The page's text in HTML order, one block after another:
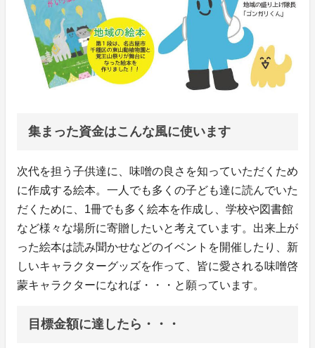
集まった資金はこんな風に使います
次代を担う子供達に、味噌の良さを知っていただくため
に作成する絵本。一人でも多くの子ども達に読んでいた
だくために、1冊でも多く絵本を作成し、学校や図書館
など様々な場所に寄贈したいと考えています。出来上が
った絵本は読み聞かせなどのイベントを開催したり、新
しいキャラクターグッズを作って、皆に愛される味噌啓
蒙キャラクターになれば・・・と願っています。
目標金額に達したら・・・